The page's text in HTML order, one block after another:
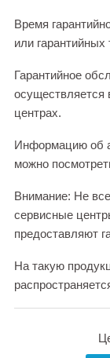
Время
или гарантийных
Гарантийное
осуществляется
центрах.
Информацию об
можно
Внимание: Не
сервисные
предоставляют
На такую